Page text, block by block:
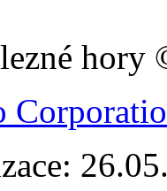
hory